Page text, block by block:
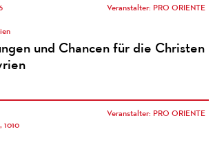
Veranstalter: PRO ORIENTE
und Chancen für die Christen
1010
Veranstalter: PRO ORIENTE